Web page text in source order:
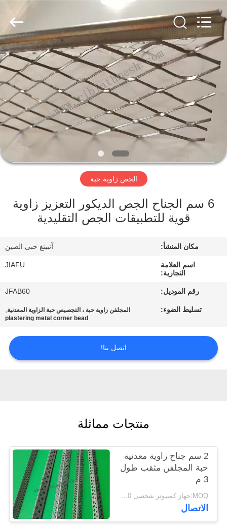
الصفحة
الرئيسية
منتجات
معلومات
عنا
في
المعمل
مراقبة
الجودة
اطلب
PRIVACY
POLICY
WIRE
MESH
MANUFACTURING
CO.,LTD.
All
Rights
Reserved.
الجص زاوية حبة
6 سم الجناح الجص الديكور التعزيز زاوية
قوية للتطبيقات الجص التقليدية
مكان المنشأ: آنبينغ خبى الصين
اسم العلامة
التجارية:
JIAFU
رقم الموديل: JFAB60
تسليط الضوء: المجلفن زاوية حبة ، التجصيص حبة الزاوية المعدنية,
plastering metal corner bead
اتصل بنا!
منتجات مماثلة
2 سم جناح زاوية معدنية
حبة المجلفن مثقب طول
3 م
MOQ:جهاز كمبيوتر شخصى 1000
الاتصال